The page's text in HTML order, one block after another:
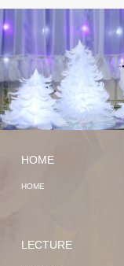
HOME
HOME
LECTURE